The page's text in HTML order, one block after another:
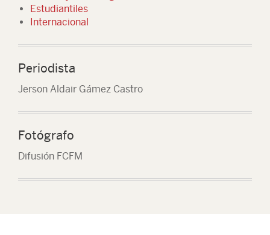
Estudiantiles
Internacional
Periodista
Jerson Aldair Gámez Castro
Fotógrafo
Difusión FCFM